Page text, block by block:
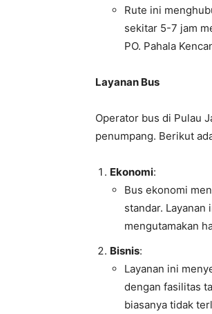
Rute ini
sekitar 5-7 jam
PO. Pahala
Layanan Bus
Operator bus di Pulau
penumpang. Berikut
Ekonomi:
Bus ekonomi
standar.
mengutamakan
Bisnis:
Layanan ini
dengan fasilitas
biasanya tidak